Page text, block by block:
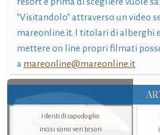
"Visitandolo" attraverso un video
mareonline.it. I titolari di alberghi
mettere on line propri filmati
a mareonline@mareonline.it
I denti di capodoglio
incisi sono veri tesori